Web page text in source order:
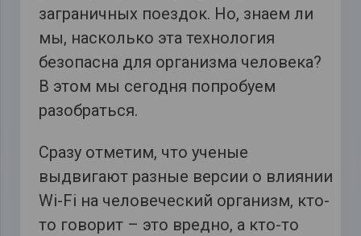
заграничных поездок. Но, знаем ли
мы, насколько эта технология
безопасна для организма человека?
В этом мы сегодня попробуем
разобраться.
Сразу отметим, что ученые
выдвигают разные версии о влиянии
Wi-Fi на человеческий организм, кто-
то говорит – это вредно, а кто-то